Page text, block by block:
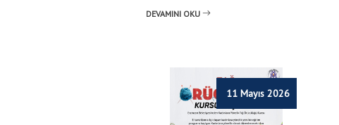
DEVAMINI OKU
11 Mayıs 2026